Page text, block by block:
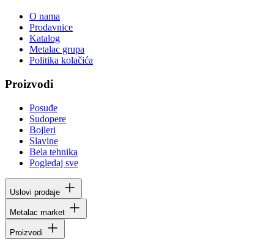
O nama
Prodavnice
Katalog
Metalac grupa
Politika kolačića
Proizvodi
Posuđe
Sudopere
Bojleri
Slavine
Bela tehnika
Pogledaj sve
Uslovi prodaje
Metalac market
Proizvodi